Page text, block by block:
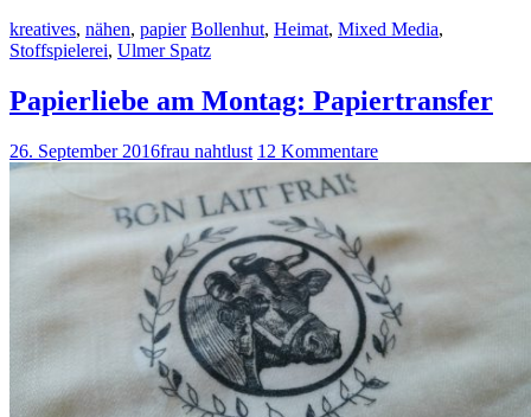
kreatives, nähen, papier Bollenhut, Heimat, Mixed Media,
Stoffspielerei, Ulmer Spatz
Papierliebe am Montag: Papiertransfer
26. September 2016frau nahtlust 12 Kommentare